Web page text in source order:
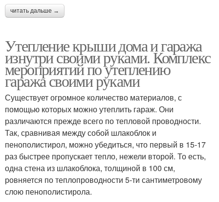
читать дальше →
Утепление крыши дома и гаража
изнутри своими руками. Комплекс
мероприятий по утеплению
гаража своими руками
Существует огромное количество материалов, с
помощью которых можно утеплить гараж. Они
различаются прежде всего по тепловой проводности.
Так, сравнивая между собой шлакоблок и
пенополистирол, можно убедиться, что первый в 15-17
раз быстрее пропускает тепло, нежели второй. То есть,
одна стена из шлакоблока, толщиной в 100 см,
ровняется по теплопроводности 5-ти сантиметровому
слою пенополистирола.